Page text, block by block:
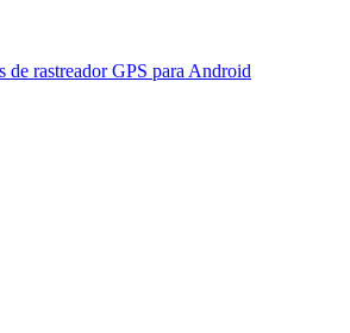
de rastreador GPS para Android